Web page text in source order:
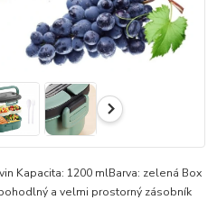
Kapacita: 1200 mlBarva: zelená Box
a velmi prostorný zásobník